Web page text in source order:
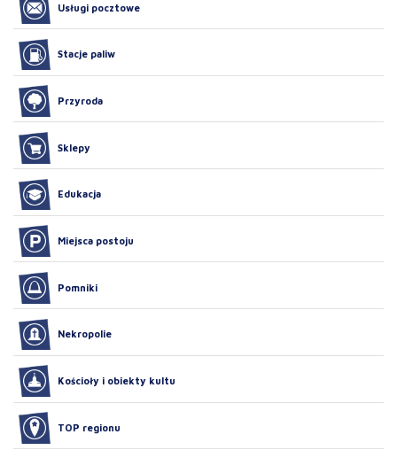
Usługi pocztowe
Stacje paliw
Przyroda
Sklepy
Edukacja
Miejsca postoju
Pomniki
Nekropolie
Kościoły i obiekty kultu
TOP regionu